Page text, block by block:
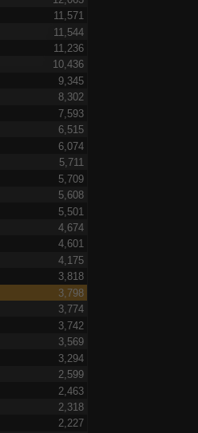
11,571
11,544
11,236
10,436
9,345
8,302
7,593
6,515
6,074
5,711
5,709
5,608
5,501
4,674
4,601
4,175
3,818
3,798
3,774
3,742
3,569
3,294
2,599
2,463
2,318
2,227